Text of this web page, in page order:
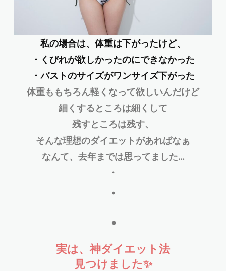
私の場合は、体重は下がったけど、
・くびれが欲しかったのにできなかった
・バストのサイズがワンサイズ下がった
体重ももちろん軽くなって欲しいんだけど
細くするところは細くして
残すところは残す、
そんな理想のダイエットがあればなぁ
なんて、去年までは思ってました…
・
・
・
実は、神ダイエット法
見つけました✨